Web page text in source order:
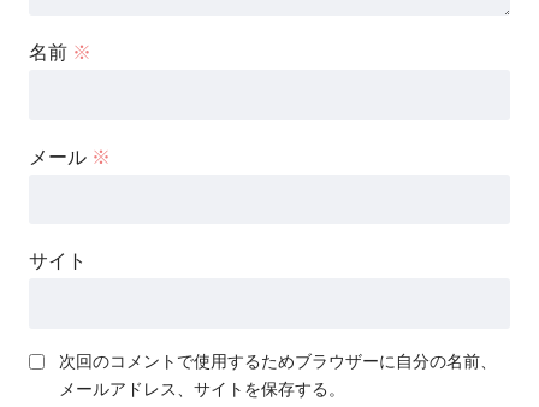
名前 ※
メール ※
サイト
次回のコメントで使用するためブラウザーに自分の名前、
メールアドレス、サイトを保存する。